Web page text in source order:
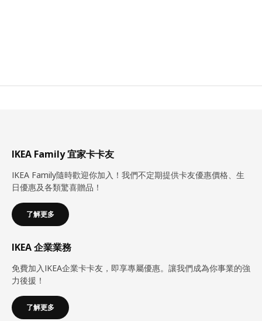
IKEA Family 宜家卡卡友
IKEA Family隨時歡迎你加入！我們不定期提供卡友優惠價格、生
日優惠及各類驚喜贈品！
了解更多
IKEA 企業業務
免費加入IKEA企業卡卡友，即享專屬優惠。讓我們成為你事業的強
力後援！
了解更多